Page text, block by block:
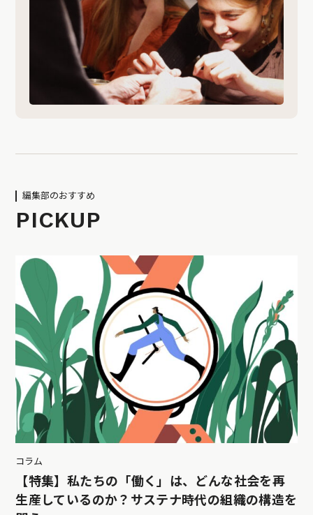
編集部のおすすめ
PICKUP
コラム
【特集】私たちの「働く」は、どんな社会を再
生産しているのか？サステナ時代の組織の構造を